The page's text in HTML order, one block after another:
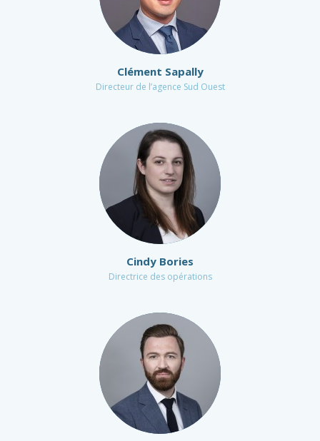
Clément Sapally
Directeur de l’agence Sud Ouest
Cindy Bories
Directrice des opérations